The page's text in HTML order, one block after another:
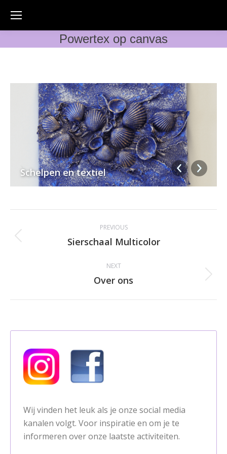
Powertex op canvas
Schelpen en textiel
navigation
PREVIOUS
Previous
Sierschaal Multicolor
NEXT
Next
Over ons
Wij vinden het leuk als je onze social media
kanalen volgt. Voor inspiratie en om je te
informeren over onze laatste activiteiten.